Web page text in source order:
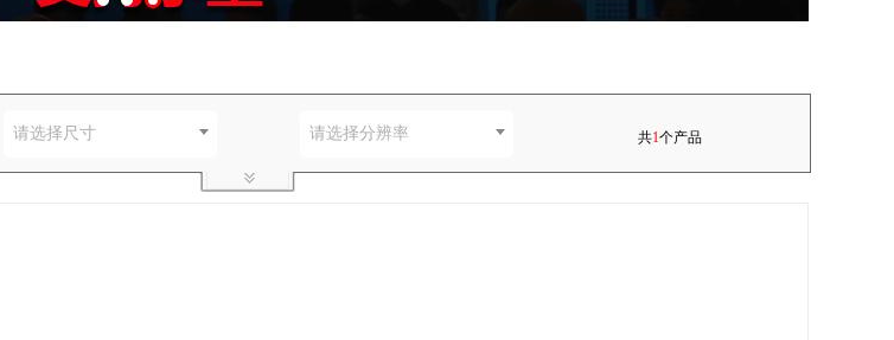
请选择尺寸 请选择分辨率 共1个产品